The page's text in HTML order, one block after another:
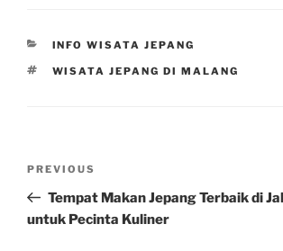
CATEGORIES
INFO WISATA JEPANG
TAGS
WISATA JEPANG DI MALANG
Previous
Post
PREVIOUS
Tempat Makan Jepang Terbaik di
untuk Pecinta Kuliner